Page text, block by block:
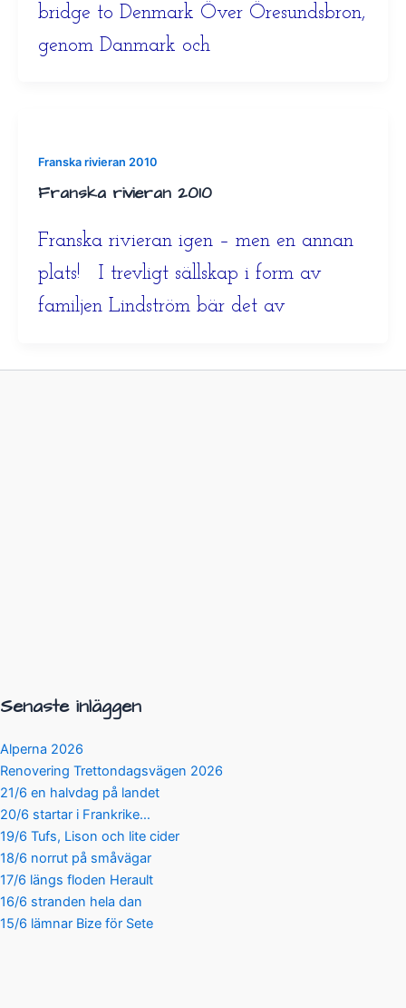
bridge to Denmark Över Öresundsbron,
genom Danmark och
Franska rivieran 2010
Franska rivieran 2010
Franska rivieran igen – men en annan
plats! I trevligt sällskap i form av
familjen Lindström bär det av
Senaste inläggen
Alperna 2026
Renovering Trettondagsvägen 2026
21/6 en halvdag på landet
20/6 startar i Frankrike…
19/6 Tufs, Lison och lite cider
18/6 norrut på småvägar
17/6 längs floden Herault
16/6 stranden hela dan
15/6 lämnar Bize för Sete